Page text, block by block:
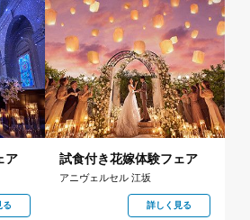
ア
る
試食付き花嫁体験フェア
アニヴェルセル 江坂
詳しく見る